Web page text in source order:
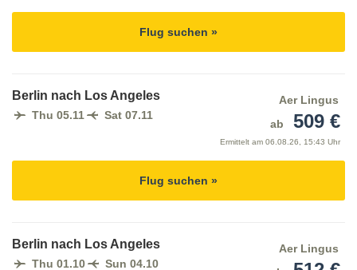
Flug suchen »
Berlin nach Los Angeles
Thu 05.11 Sat 07.11
Aer Lingus
ab
509 €
Ermittelt am 06.08.26, 15:43 Uhr
Flug suchen »
Berlin nach Los Angeles
Thu 01.10 Sun 04.10
Aer Lingus